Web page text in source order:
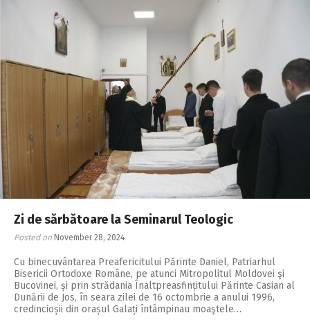
Zi de sărbătoare la Seminarul Teologic
Posted on November 28, 2024
Cu binecuvântarea Preafericitului Părinte Daniel, Patriarhul
Bisericii Ortodoxe Române, pe atunci Mitropolitul Moldovei şi
Bucovinei, și prin strădania Înaltpreasfințitului Părinte Casian al
Dunării de Jos, în seara zilei de 16 octombrie a anului 1996,
credincioșii din orașul Galați întâmpinau moaştele…